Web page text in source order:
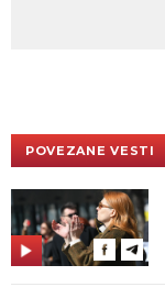
POVEZANE VESTI